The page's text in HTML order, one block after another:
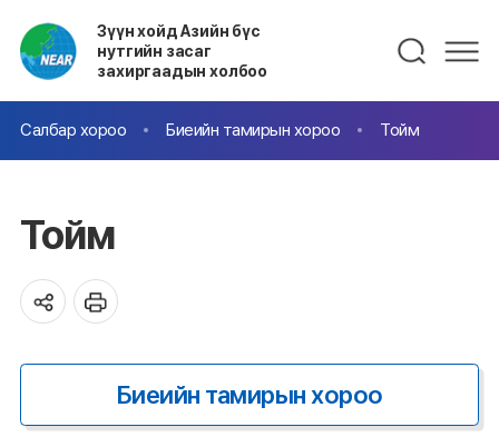
Зүүн хойд Азийн бүс
нутгийн засаг
захиргаадын холбоо
Салбар хороо Биеийн тамирын хороо Тойм
Тойм
Биеийн тамирын хороо